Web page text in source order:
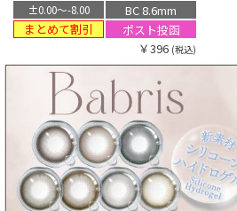
±0.00〜-8.00
BC 8.6mm
まとめて割引
ポスト投函
￥396 (税込)